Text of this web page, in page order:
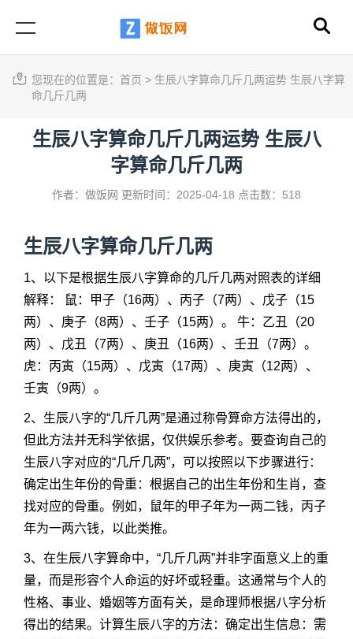
您现在的位置是： 首页 > 生辰八字算命几斤几两运势 生辰八字算
命几斤几两
生辰八字算命几斤几两运势 生辰八
字算命几斤几两
作者：做饭网 更新时间：2025-04-18 点击数：518
生辰八字算命几斤几两
1、以下是根据生辰八字算命的几斤几两对照表的详细
解释： 鼠：甲子（16两）、丙子（7两）、戊子（15
两）、庚子（8两）、壬子（15两）。 牛：乙丑（20
两）、戊丑（7两）、庚丑（16两）、壬丑（7两）。
虎：丙寅（15两）、戊寅（17两）、庚寅（12两）、
壬寅（9两）。
2、生辰八字的“几斤几两”是通过称骨算命方法得出的，
但此方法并无科学依据，仅供娱乐参考。要查询自己的
生辰八字对应的“几斤几两”，可以按照以下步骤进行：
确定出生年份的骨重：根据自己的出生年份和生肖，查
找对应的骨重。例如，鼠年的甲子年为一两二钱，丙子
年为一两六钱，以此类推。
3、在生辰八字算命中，“几斤几两”并非字面意义上的重
量，而是形容个人命运的好坏或轻重。这通常与个人的
性格、事业、婚姻等方面有关，是命理师根据八字分析
得出的结果。计算生辰八字的方法：确定出生信息：需